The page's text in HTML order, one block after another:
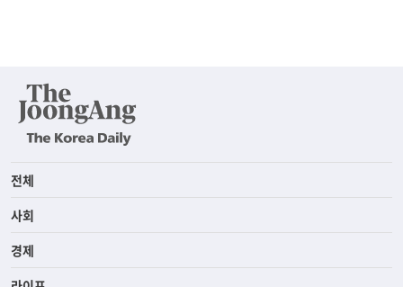
전체
사회
경제